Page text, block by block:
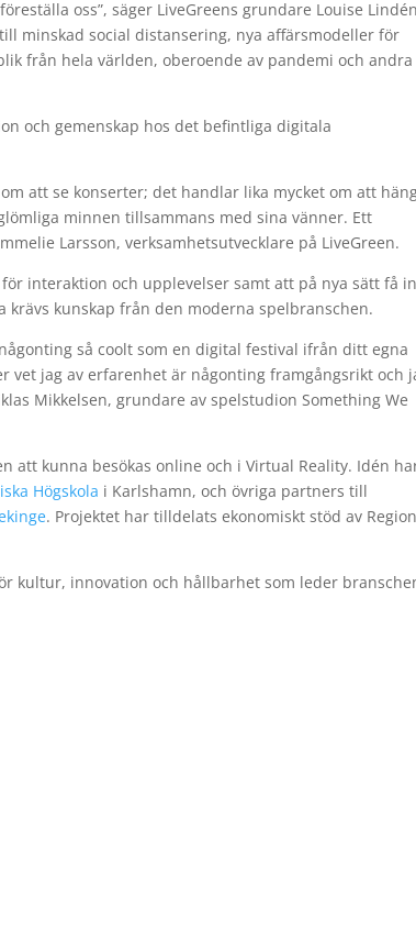
oss”, säger LiveGreens grundare Louise
minskad social distansering, nya affärsmodeller för
från hela världen, oberoende av pandemi och andra
och gemenskap hos det befintliga digitala
att se konserter; det handlar lika mycket om att
minnen tillsammans med sina vänner. Ett
Larsson, verksamhetsutvecklare på LiveGreen.
interaktion och upplevelser samt att på nya sätt få in
kunskap från den moderna spelbranschen.
så coolt som en digital festival ifrån ditt egna
vet jag av erfarenhet är någonting framgångsrikt och
Mikkelsen, grundare av spelstudion Something We
att kunna besökas online och i Virtual Reality. Idén
Högskola i Karlshamn, och övriga partners till
. Projektet har tilldelats ekonomiskt stöd av Region
kultur, innovation och hållbarhet som leder